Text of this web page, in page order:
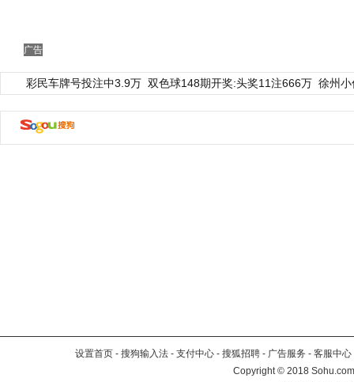
广告
彩民车牌号投注中3.9万 双色球148期开奖:头奖11注666万 徐州
设置首页 - 搜狗输入法 - 支付中心 - 搜狐招聘 - 广告服务 - 客服中心
Copyright©2018